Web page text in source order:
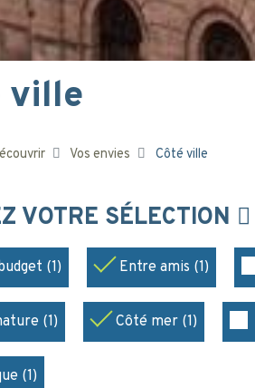
ville
Vos envies Côté ville
VOTRE SÉLECTION
(1) Entre amis (1)
(1) Côté mer (1)
(1)